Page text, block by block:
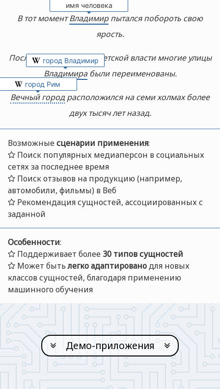
В тот моментВладимир
имя человека
пытался побороть свою
ярость.
После установления советской власти многие улицы
Владимира
город Владимир
были переименованы.
Вечный город
город Рим
расположился на семи холмах более
двух тысяч лет назад.
Возможныесценарии применения:
Поиск популярных медиаперсон в социальных
сетях за последнее время
Поиск отзывов на продукцию (например,
автомобили, фильмы) в Веб
Рекомендация сущностей, ассоциированных с
заданной
Особенности:
Поддерживает более 30 типов сущностей
Может бытьлегко адаптированодля новых
классов сущностей, благодаря применению
машинного обучения
Демо-приложения